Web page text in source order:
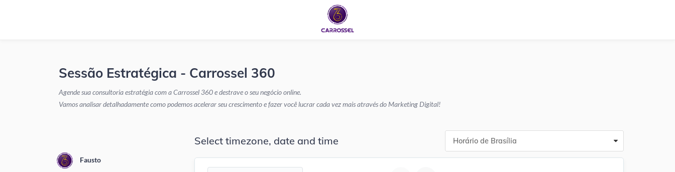
Sessão Estratégica - Carrossel 360
Agende sua consultoria estratégia com a Carrossel 360 e destrave o seu negócio online.
Vamos analisar detalhadamente como podemos acelerar seu crescimento e fazer você lucrar cada vez mais através do Marketing Digital!
Fausto
Select timezone, date and time Horário de Brasília